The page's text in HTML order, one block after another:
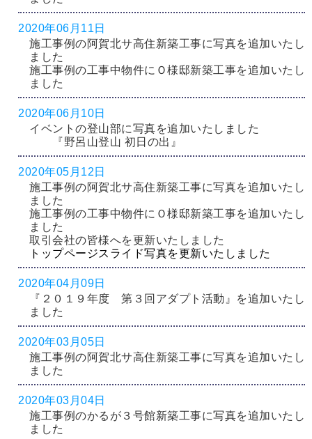
2020年06月11日
施工事例の阿賀北サ高住新築工事に写真を追加いたし
ました
施工事例の工事中物件にＯ様邸新築工事を追加いたし
ました
2020年06月10日
イベントの登山部に写真を追加いたしました
『野呂山登山 初日の出』
2020年05月12日
施工事例の阿賀北サ高住新築工事に写真を追加いたし
ました
施工事例の工事中物件にＯ様邸新築工事を追加いたし
ました
取引会社の皆様へを更新いたしました
トップページスライド写真を更新いたしました
2020年04月09日
『２０１９年度 第３回アダプト活動』を追加いたし
ました
2020年03月05日
施工事例の阿賀北サ高住新築工事に写真を追加いたし
ました
2020年03月04日
施工事例のかるが３号館新築工事に写真を追加いたし
ました